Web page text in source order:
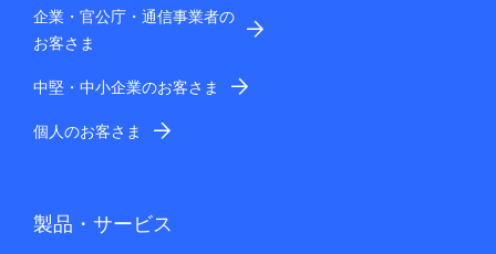
企業・官公庁・通信事業者の
お客さま
中堅・中小企業のお客さま
個人のお客さま
製品・サービス